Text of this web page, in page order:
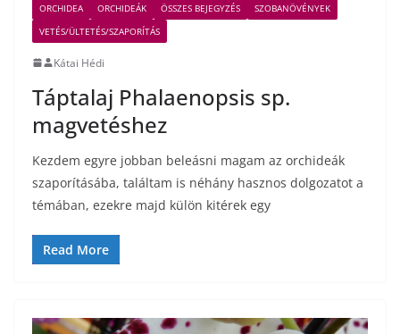
ORCHIDEA ORCHIDEÁK ÖSSZES BEJEGYZÉS
SZOBANÖVÉNYEK
VETÉS/ÜLTETÉS/SZAPORÍTÁS
Kátai Hédi
Táptalaj Phalaenopsis sp.
magvetéshez
Kezdem egyre jobban beleásni magam az orchideák
szaporításába, találtam is néhány hasznos dolgozatot a
témában, ezekre majd külön kitérek egy
Read More